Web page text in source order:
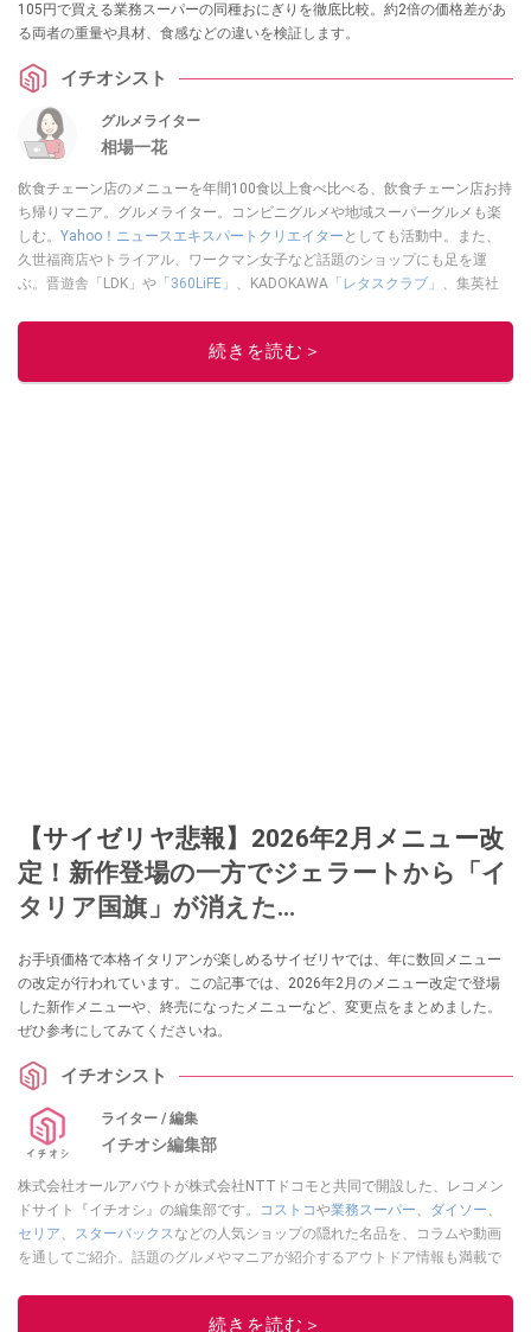
105円で買える業務スーパーの同種おにぎりを徹底比較。約2倍の価格差があ
る両者の重量や具材、食感などの違いを検証します。
イチオシスト
グルメライター
相場一花
飲食チェーン店のメニューを年間100食以上食べ比べる、飲食チェーン店お持
ち帰りマニア。グルメライター。コンビニグルメや地域スーパーグルメも楽
しむ。 Yahoo！ニュースエキスパートクリエイター としても活動中。また、
久世福商店やトライアル、ワークマン女子など話題のショップにも足を運
ぶ。晋遊舎「LDK」や 「360LiFE」 、KADOKAWA 「レタスクラブ」 、集英社
ルメライター、食の専門家として出演実績あり。
続きを読む＞
【サイゼリヤ悲報】2026年2月メニュー改
定！新作登場の一方でジェラートから「イ
タリア国旗」が消えた…
お手頃価格で本格イタリアンが楽しめるサイゼリヤでは、年に数回メニュー
の改定が行われています。この記事では、2026年2月のメニュー改定で登場
した新作メニューや、終売になったメニューなど、変更点をまとめました。
ぜひ参考にしてみてくださいね。
イチオシスト
ライター / 編集
イチオシ編集部
株式会社オールアバウトが株式会社NTTドコモと共同で開設した、レコメン
ドサイト『イチオシ』の編集部です。
コストコや業務スーパー、 ダイソー、
セリア、 スターバックスなどの人気ショップの隠れた名品を、コラムや動画
を通してご紹介。話題のグルメやマニアが紹介するアウトドア情報も満載で
レビューしています。毎日トレンド情報をお届けしているので、ぜひ
してください！続きを読む＞